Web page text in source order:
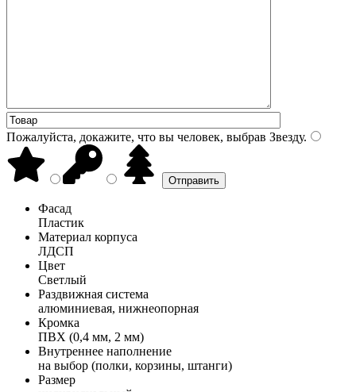
Пожалуйста, докажите, что вы человек, выбрав Звезду.
Фасад
Пластик
Материал корпуса
ЛДСП
Цвет
Светлый
Раздвижная система
алюминиевая, нижнеопорная
Кромка
ПВХ (0,4 мм, 2 мм)
Внутреннее наполнение
на выбор (полки, корзины, штанги)
Размер